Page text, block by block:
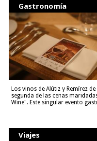
Gastronomía
Los vinos de Alútiz y Remírez
segunda de las cenas
Wine". Este singular evento
Viajes